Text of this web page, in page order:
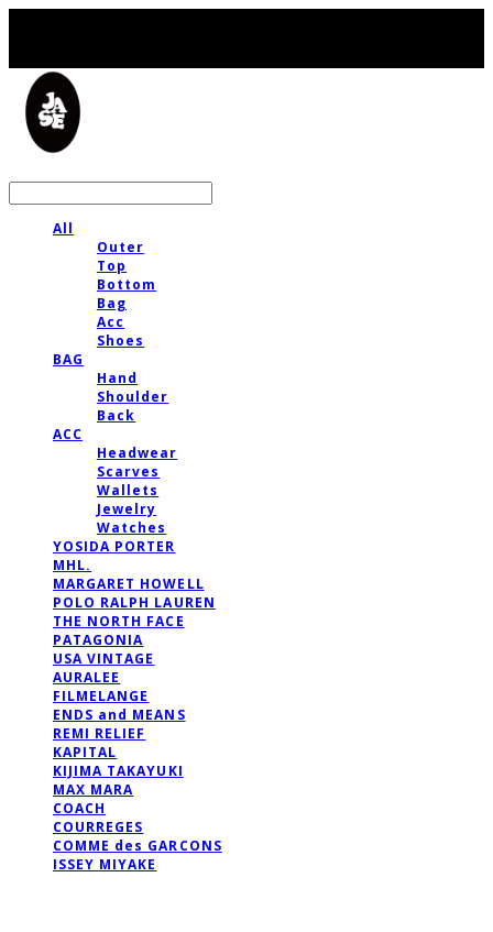
All
Outer
Top
Bottom
Bag
Acc
Shoes
BAG
Hand
Shoulder
Back
ACC
Headwear
Scarves
Wallets
Jewelry
Watches
YOSIDA PORTER
MHL.
MARGARET HOWELL
POLO RALPH LAUREN
THE NORTH FACE
PATAGONIA
USA VINTAGE
AURALEE
FILMELANGE
ENDS and MEANS
REMI RELIEF
KAPITAL
KIJIMA TAKAYUKI
MAX MARA
COACH
COURREGES
COMME des GARCONS
ISSEY MIYAKE